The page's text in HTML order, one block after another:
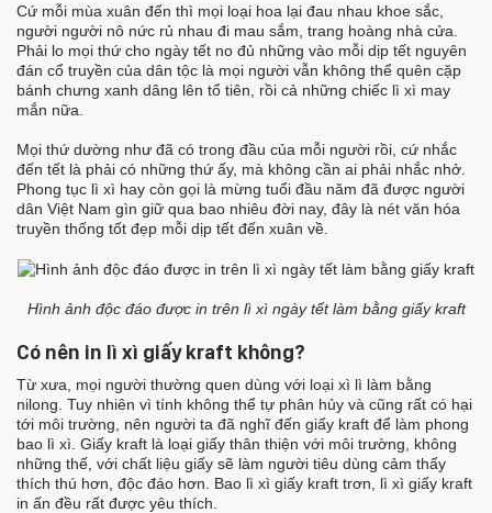
Cứ mỗi mùa xuân đến thì mọi loại hoa lại đau nhau khoe sắc,
người người nô nức rủ nhau đi mau sắm, trang hoàng nhà cửa.
Phải lo mọi thứ cho ngày tết no đủ những vào mỗi dịp tết nguyên
đán cổ truyền của dân tộc là mọi người vẫn không thể quên cặp
bánh chưng xanh dâng lên tổ tiên, rồi cả những chiếc lì xì may
mắn nữa.
Mọi thứ dường như đã có trong đầu của mỗi người rồi, cứ nhắc
đến tết là phải có những thứ ấy, mà không cần ai phải nhắc nhở.
Phong tục lì xì hay còn gọi là mừng tuổi đầu năm đã được người
dân Việt Nam gìn giữ qua bao nhiêu đời nay, đây là nét văn hóa
truyền thống tốt đẹp mỗi dịp tết đến xuân về.
Hình ảnh độc đáo được in trên lì xì ngày tết làm bằng giấy kraft
Có nên in lì xì giấy kraft không?
Từ xưa, mọi người thường quen dùng với loại xì lì làm bằng
nilong. Tuy nhiên vì tính không thể tự phân hủy và cũng rất có hại
tới môi trường, nên người ta đã nghĩ đến giấy kraft để làm phong
bao lì xì. Giấy kraft là loại giấy thân thiện với môi trường, không
những thế, với chất liệu giấy sẽ làm người tiêu dùng cảm thấy
thích thú hơn, độc đáo hơn. Bao lì xì giấy kraft trơn, lì xì giấy kraft
in ấn đều rất được yêu thích.